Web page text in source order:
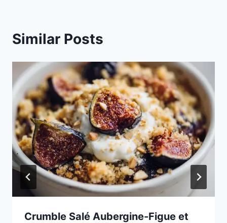
Similar Posts
Crumble Salé Aubergine-Figue et